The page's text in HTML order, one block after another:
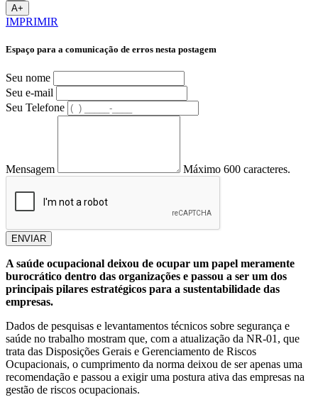
A+
IMPRIMIR
Espaço para a comunicação de erros nesta postagem
Seu nome
Seu e-mail
Seu Telefone
Mensagem Máximo 600 caracteres.
ENVIAR
A saúde ocupacional deixou de ocupar um papel meramente
burocrático dentro das organizações e passou a ser um dos
principais pilares estratégicos para a sustentabilidade das
empresas.
Dados de pesquisas e levantamentos técnicos sobre segurança e
saúde no trabalho mostram que, com a atualização da NR-01, que
trata das Disposições Gerais e Gerenciamento de Riscos
Ocupacionais, o cumprimento da norma deixou de ser apenas uma
recomendação e passou a exigir uma postura ativa das empresas na
gestão de riscos ocupacionais.